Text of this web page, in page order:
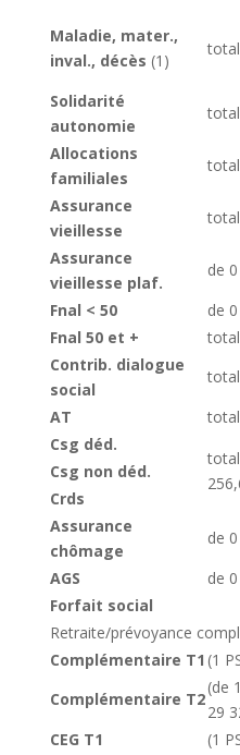
Maladie, mater.,
inval., décès (1)
Solidarité
autonomie
Allocations
familiales
Assurance
vieillesse
Assurance
vieillesse plaf.
de
Fnal < 50
de
Fnal 50 et +
Contrib. dialogue
social
AT
Csg déd.
Csg non déd.
Crds
Assurance
chômage
de
AGS
de
Forfait social
Retraite/prévoyance
Complémentaire T1 (1
Complémentaire T2
(de
29
CEG T1
(1